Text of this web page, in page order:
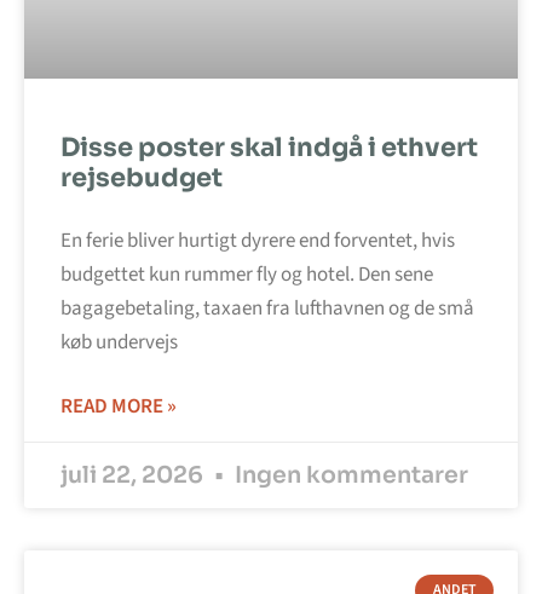
Disse poster skal indgå i ethvert
rejsebudget
En ferie bliver hurtigt dyrere end forventet, hvis
budgettet kun rummer fly og hotel. Den sene
bagagebetaling, taxaen fra lufthavnen og de små
køb undervejs
READ MORE »
juli 22, 2026 Ingen kommentarer